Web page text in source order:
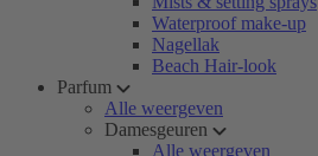
Waterproof make-up
Nagellak
Beach Hair-look
Parfum
Alle weergeven
Damesgeuren
Alle weergeven